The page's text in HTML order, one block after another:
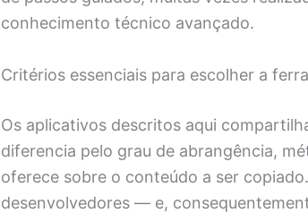
conhecimento técnico avançado.
Critérios essenciais para escolher a
Os aplicativos descritos aqui
diferencia pelo grau de abrangência,
oferece sobre o conteúdo a ser
desenvolvedores — e,